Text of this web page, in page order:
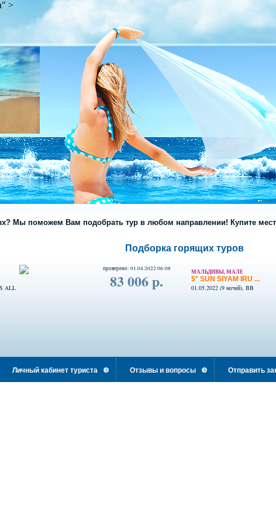
>
Мы поможем Вам подобрать тур в любом направлении! Купите
Подборка горящих туров
ALL
проверено: 01.04.2022 06:08
83 006 р. МАЛЬДИВЫ, МАЛЕ
5* SUN SIYAM IRU ...
01.05.2022 (9 ночей), BB
Личный кабинет туриста Отзывы и вопросы Отправить